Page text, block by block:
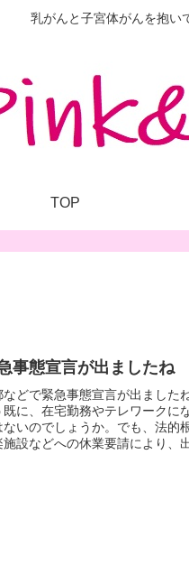
乳がんと子宮体がんを抱い
TOP
事態宣言が出ましたね
などで緊急事態宣言が出ました
既に、在宅勤務やテレワークに
いのでしょうか。でも、法的
設などへの休業要請により、